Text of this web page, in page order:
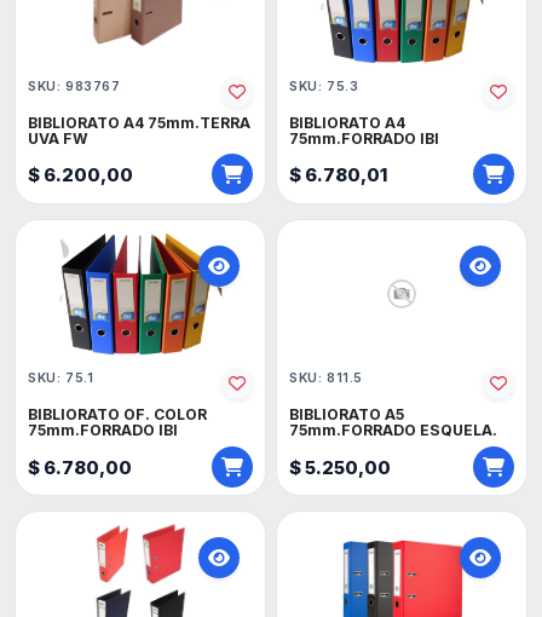
SKU: 983767
BIBLIORATO A4 75mm.TERRA
UVA FW
$ 6.200,00
SKU: 75.3
BIBLIORATO A4
75mm.FORRADO IBI
$ 6.780,01
SKU: 75.1
BIBLIORATO OF. COLOR
75mm.FORRADO IBI
$ 6.780,00
SKU: 811.5
BIBLIORATO A5
75mm.FORRADO ESQUELA.
$ 5.250,00